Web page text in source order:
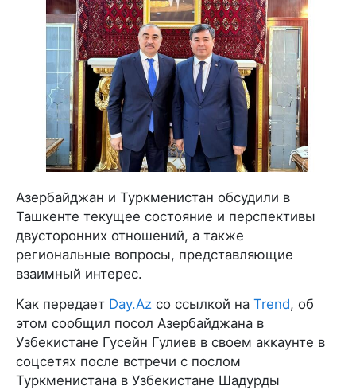
Азербайджан и Туркменистан обсудили в
Ташкенте текущее состояние и перспективы
двусторонних отношений, а также
региональные вопросы, представляющие
взаимный интерес.
Как передает Day.Az со ссылкой на Trend, об
этом сообщил посол Азербайджана в
Узбекистане Гусейн Гулиев в своем аккаунте в
соцсетях после встречи с послом
Туркменистана в Узбекистане Шадурды